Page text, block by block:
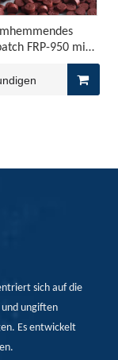
FRP-950 mit
an
Phosphor
sich auf die
ungiften
Es entwickelt